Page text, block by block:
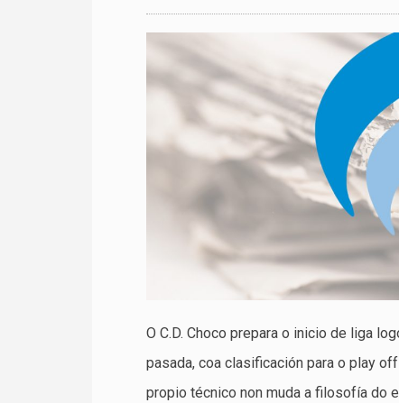
O C.D. Choco prepara o inicio de liga
pasada, coa clasificación para o play
propio técnico non muda a filosofía do